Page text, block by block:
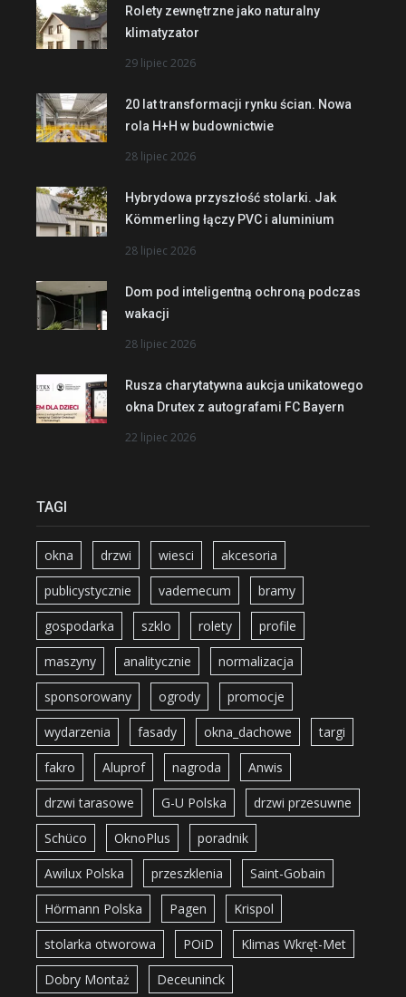
Rolety zewnętrzne jako naturalny
klimatyzator
29 lipiec 2026
20 lat transformacji rynku ścian. Nowa
rola H+H w budownictwie
28 lipiec 2026
Hybrydowa przyszłość stolarki. Jak
Kömmerling łączy PVC i aluminium
28 lipiec 2026
Dom pod inteligentną ochroną podczas
wakacji
28 lipiec 2026
Rusza charytatywna aukcja unikatowego
okna Drutex z autografami FC Bayern
22 lipiec 2026
TAGI
okna drzwi wiesci akcesoria
publicystycznie vademecum bramy
gospodarka szklo rolety profile
maszyny analitycznie normalizacja
sponsorowany ogrody promocje
wydarzenia fasady okna_dachowe targi
fakro Aluprof nagroda Anwis
drzwi tarasowe G-U Polska drzwi przesuwne
Schüco OknoPlus poradnik
Awilux Polska przeszklenia Saint-Gobain
Hörmann Polska Pagen Krispol
stolarka otworowa POiD Klimas Wkręt-Met
Dobry Montaż Deceuninck